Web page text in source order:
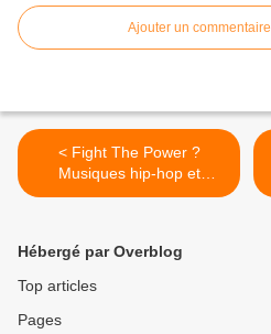
Ajouter un commentaire
< Fight The Power ?
Musiques hip-hop et
rapports sociaux de pouvoir
Hébergé par Overblog
Top articles
Pages